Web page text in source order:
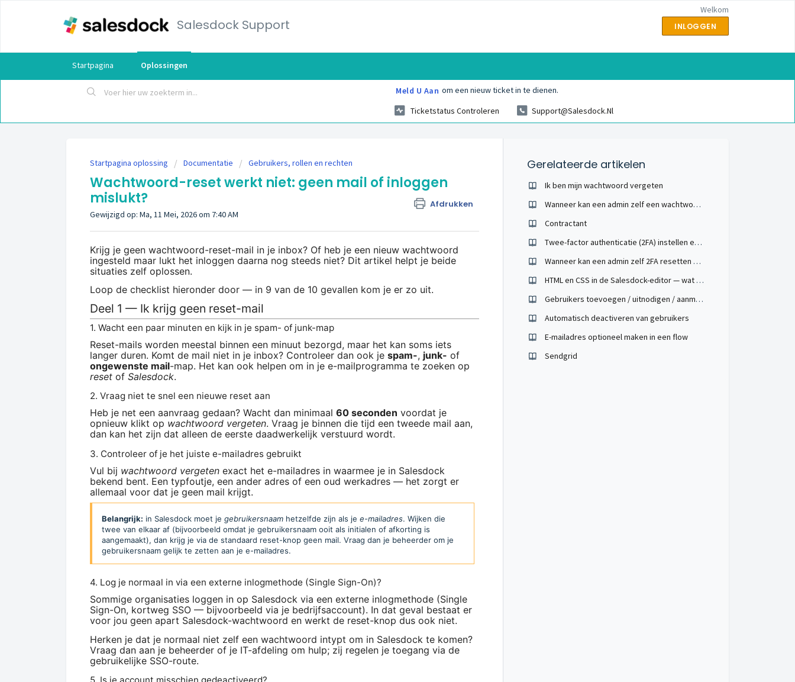
Salesdock Support
Welkom
INLOGGEN
Startpagina Oplossingen
Meld U Aan om een nieuw ticket in te dienen.
Ticketstatus Controleren
Support@salesdock.nl
Startpagina oplossing Documentatie Gebruikers, rollen en rechten
Wachtwoord-reset werkt niet: geen mail of inloggen
mislukt?
Afdrukken
Gewijzigd op: Ma, 11 Mei, 2026 om 7:40 AM
Krijg je geen wachtwoord-reset-mail in je inbox? Of heb je een nieuw wachtwoord
ingesteld maar lukt het inloggen daarna nog steeds niet? Dit artikel helpt je beide
situaties zelf oplossen.
Loop de checklist hieronder door — in 9 van de 10 gevallen kom je er zo uit.
Deel 1 — Ik krijg geen reset-mail
1. Wacht een paar minuten en kijk in je spam- of junk-map
Reset-mails worden meestal binnen een minuut bezorgd, maar het kan soms iets
langer duren. Komt de mail niet in je inbox? Controleer dan ook je spam-, junk- of
ongewenste mail-map. Het kan ook helpen om in je e-mailprogramma te zoeken op
reset of Salesdock.
2. Vraag niet te snel een nieuwe reset aan
Heb je net een aanvraag gedaan? Wacht dan minimaal 60 seconden voordat je
opnieuw klikt op wachtwoord vergeten. Vraag je binnen die tijd een tweede mail aan,
dan kan het zijn dat alleen de eerste daadwerkelijk verstuurd wordt.
3. Controleer of je het juiste e-mailadres gebruikt
Vul bij wachtwoord vergeten exact het e-mailadres in waarmee je in Salesdock
bekend bent. Een typfoutje, een ander adres of een oud werkadres — het zorgt er
allemaal voor dat je geen mail krijgt.
Belangrijk: in Salesdock moet je gebruikersnaam hetzelfde zijn als je e-mailadres. Wijken die
twee van elkaar af (bijvoorbeeld omdat je gebruikersnaam ooit als initialen of afkorting is
aangemaakt), dan krijg je via de standaard reset-knop geen mail. Vraag dan je beheerder om je
gebruikersnaam gelijk te zetten aan je e-mailadres.
4. Log je normaal in via een externe inlogmethode (Single Sign-On)?
Sommige organisaties loggen in op Salesdock via een externe inlogmethode (Single
Sign-On, kortweg SSO — bijvoorbeeld via je bedrijfsaccount). In dat geval bestaat er
voor jou geen apart Salesdock-wachtwoord en werkt de reset-knop dus ook niet.
Herken je dat je normaal niet zelf een wachtwoord intypt om in Salesdock te komen?
Vraag dan aan je beheerder of je IT-afdeling om hulp; zij regelen je toegang via de
gebruikelijke SSO-route.
Gerelateerde artikelen
Ik ben mijn wachtwoord vergeten
Wanneer kan een admin zelf een wachtwoord resetten voor een gebruiker?
Contractant
Twee-factor authenticatie (2FA) instellen en beheren
Wanneer kan een admin zelf 2FA resetten voor een gebruiker?
HTML en CSS in de Salesdock-editor — wat werkt wel en niet
Gebruikers toevoegen / uitnodigen / aanmaken
Automatisch deactiveren van gebruikers
E-mailadres optioneel maken in een flow
Sendgrid